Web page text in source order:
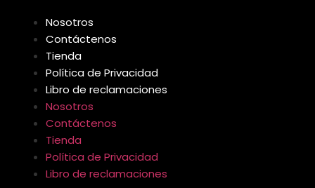
Nosotros
Contáctenos
Tienda
Política de Privacidad
Libro de reclamaciones
Nosotros
Contáctenos
Tienda
Política de Privacidad
Libro de reclamaciones